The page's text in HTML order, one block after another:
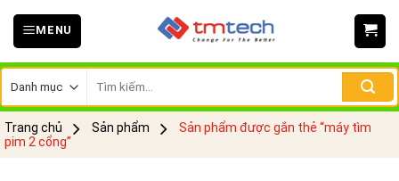
Skip
MENU
kiếm:
Trang chủ Sản phẩm
Sản phẩm được gắn thẻ “máy tìm
pim 2 cổng”